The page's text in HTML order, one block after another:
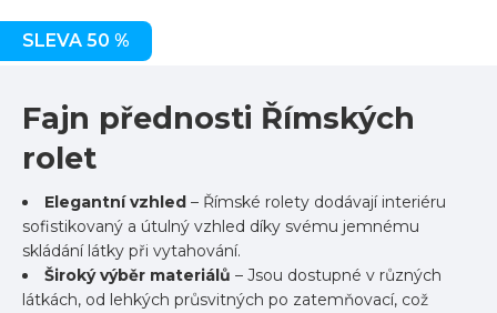
SLEVA 50 %
Fajn přednosti Římských
rolet
Elegantní vzhled – Římské rolety dodávají interiéru
sofistikovaný a útulný vzhled díky svému jemnému
skládání látky při vytahování.
Široký výběr materiálů – Jsou dostupné v různých
látkách, od lehkých průsvitných po zatemňovací, což